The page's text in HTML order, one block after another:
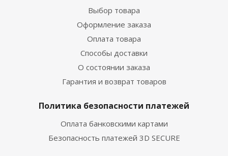
Выбор товара
Оформление заказа
Оплата товара
Способы доставки
О состоянии заказа
Гарантия и возврат товаров
Политика безопасности платежей
Оплата банковскими картами
Безопасность платежей 3D SECURE